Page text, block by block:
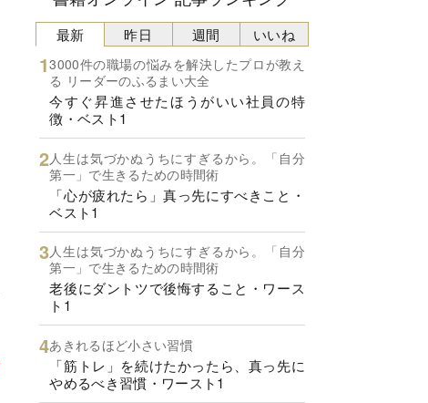
最新
3000件の職場の悩みを解決したプロが教え
る リーダーのふるまい大全
今すぐ昇進させたほうがいい社員の特
徴・ベスト1
人生は気づかぬうちにすぎるから。「自分
第一」で生きるための時間術
「心が疲れたら」真っ先にすべきこと・
ベスト1
人生は気づかぬうちにすぎるから。「自分
第一」で生きるための時間術
老後にダントツで後悔すること・ワース
ト1
あきれるほど小さい習慣
「筋トレ」を続けたかったら、真っ先に
やめるべき習慣・ワースト1
昨日 週間 いいね